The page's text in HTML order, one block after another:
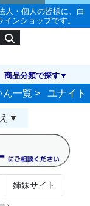
人・個人の皆様に、白
ンショップです。
商品分類で探す
ん一覧 > ユナイト
姉妹サイト